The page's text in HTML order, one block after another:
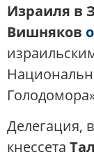
Израиля в
Вишняков
Делегация,
кнессета